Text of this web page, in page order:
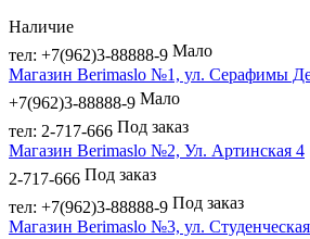
Наличие
тел: +7(962)3-88888-9 Мало
Магазин Berimaslo №1, ул. Серафимы
+7(962)3-88888-9 Мало
тел: 2-717-666 Под заказ
Магазин Berimaslo №2, Ул. Артинская 4
2-717-666 Под заказ
тел: +7(962)3-88888-9 Под заказ
Магазин Berimaslo №3, ул.